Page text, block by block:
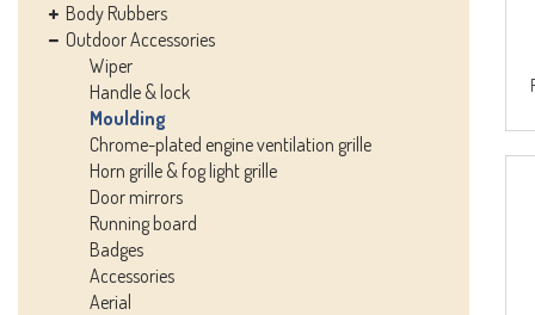
Body Rubbers
Outdoor Accessories
Wiper
Handle & lock
Moulding
Chrome-plated engine ventilation grille
Horn grille & fog light grille
Door mirrors
Running board
Badges
Accessories
Aerial